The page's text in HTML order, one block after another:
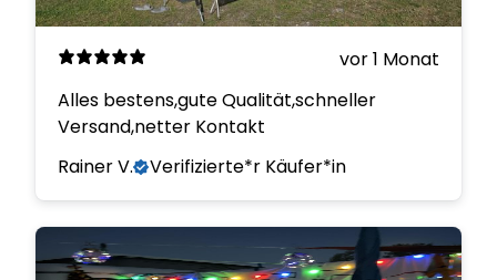
vor 1 Monat
Alles bestens,gute Qualität,schneller
Versand,netter Kontakt
Rainer V.
Verifizierte*r Käufer*in